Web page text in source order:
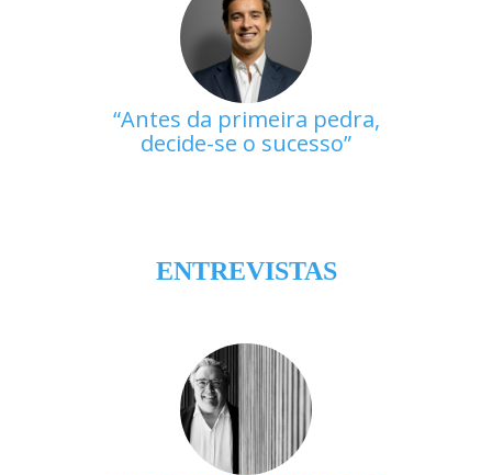
Antes da primeira pedra,
decide-se o sucesso
ENTREVISTAS